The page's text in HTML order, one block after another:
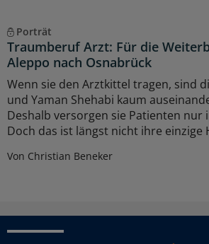
Porträt
Traumberuf Arzt: Für die
Aleppo nach Osnabrück
Wenn sie den Arztkittel tragen, sind
und Yaman Shehabi kaum
Deshalb versorgen sie Patienten nur
Doch das ist längst nicht ihre einzige
Von Christian Beneker